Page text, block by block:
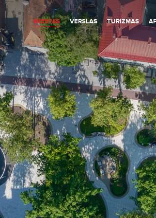
MIESTAS VERSLAS TURIZMAS